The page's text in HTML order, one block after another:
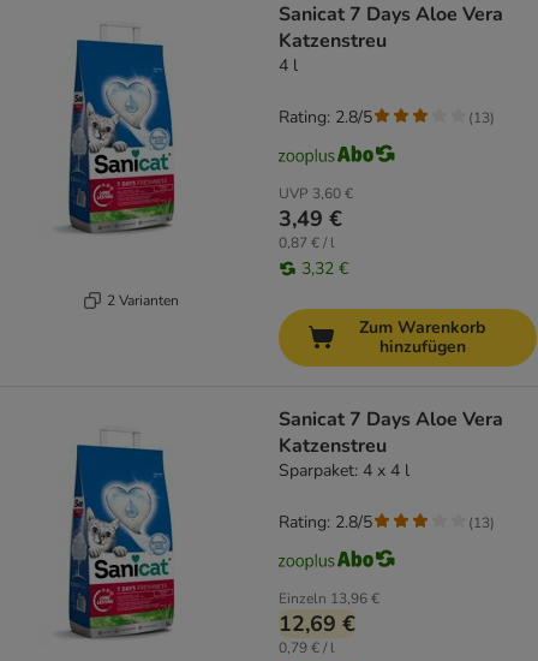
2 Varianten
Sanicat 7 Days Aloe Vera
Katzenstreu
4 l
UVP 3,60 €
3,49 €
0,87 € / l
3,32 €
Rating: 2.8/5 (13)
Zum Warenkorb
hinzufügen
Sanicat 7 Days Aloe Vera
Katzenstreu
Sparpaket: 4 x 4 l
Einzeln 13,96 €
12,69 €
0,79 € / l
Rating: 2.8/5 (13)